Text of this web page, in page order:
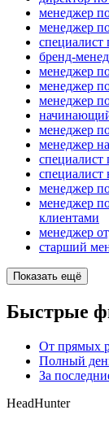
менеджер
менеджер
специалист
бренд-
менеджер
менеджер
менеджер
менеджер
менеджер
специалист
менеджер
менеджер
клиентами
менеджер
старший
Показать ещё
Быстрые
От прямых
Полный
За
HeadHunter